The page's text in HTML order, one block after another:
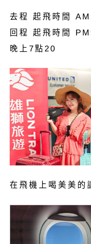
去程 起飛時間
回程 起飛時間
晚上7點20
在飛機上喝美美的